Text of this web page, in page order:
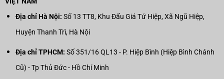
Địa chỉ Hà Nội: Số 13 TT8, Khu Đấu Giá Tứ Hiệp, Xã Ngũ Hiệp,
Huyện Thanh Trì, Hà Nội
Địa chỉ TPHCM: Số 351/16 QL13 - P. Hiệp Bình (Hiệp Bình Chánh
Cũ) - Tp Thủ Đức - Hồ Chí Minh